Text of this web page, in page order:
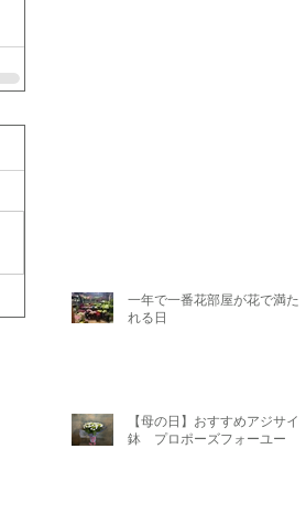
一年で一番花部屋が花で満たさ
れる日
【母の日】おすすめアジサイ
鉢 プロポーズフォーユー